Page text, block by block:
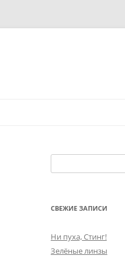
СВЕЖИЕ ЗАПИСИ
Ни пуха, Стинг!
Зелёные линзы